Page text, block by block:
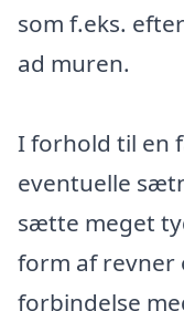
som f.eks.
ad muren.
I forhold til en
eventuelle
sætte meget
form af revner
forbindelse